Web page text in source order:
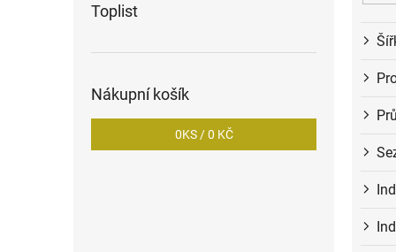
Toplist
Nákupní košík
0KS /0 KČ